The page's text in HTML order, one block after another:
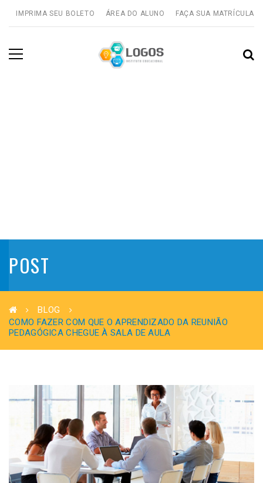
IMPRIMA SEU BOLETO ÁREA DO ALUNO FAÇA SUA MATRÍCULA
POST
BLOG
COMO FAZER COM QUE O APRENDIZADO DA REUNIÃO
PEDAGÓGICA CHEGUE À SALA DE AULA